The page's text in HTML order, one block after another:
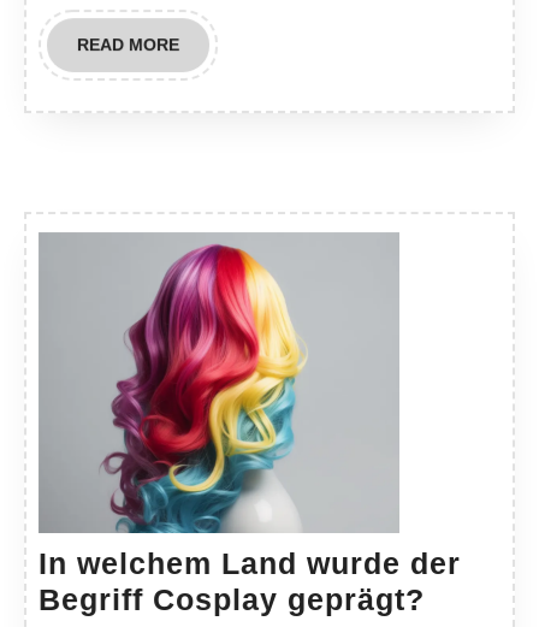
Ihren
Zaun
READ MOREREAD
MORE
In welchem Land wurde der
Begriff Cosplay geprägt?